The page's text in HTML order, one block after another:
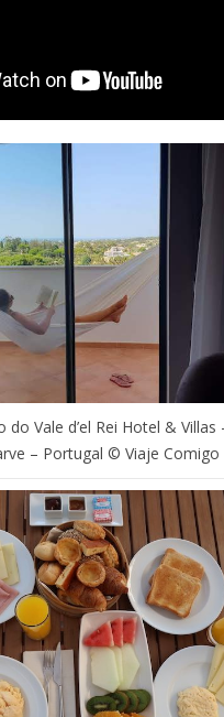
Vale d’el Rei Hotel & Villas
– Portugal © Viaje Comigo